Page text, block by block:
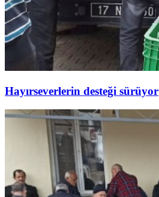
Hayırseverlerin desteği sürüyor